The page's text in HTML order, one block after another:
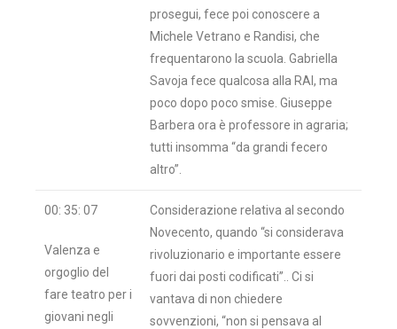
prosegui, fece poi conoscere a
Michele Vetrano e Randisi, che
frequentarono la scuola. Gabriella
Savoja fece qualcosa alla RAI, ma
poco dopo poco smise. Giuseppe
Barbera ora è professore in agraria;
tutti insomma “da grandi fecero
altro”.
00: 35: 07
Valenza e
orgoglio del
fare teatro per i
giovani negli
Considerazione relativa al secondo
Novecento, quando “si considerava
rivoluzionario e importante essere
fuori dai posti codificati”.. Ci si
vantava di non chiedere
sovvenzioni, “non si pensava al